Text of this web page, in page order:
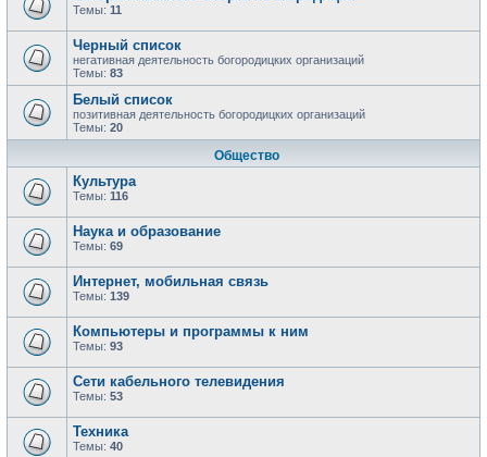
Темы: 11
Черный список
негативная деятельность богородицких организаций
Темы: 83
Белый список
позитивная деятельность богородицких организаций
Темы: 20
Общество
Культура
Темы: 116
Наука и образование
Темы: 69
Интернет, мобильная связь
Темы: 139
Компьютеры и программы к ним
Темы: 93
Сети кабельного телевидения
Темы: 53
Техника
Темы: 40